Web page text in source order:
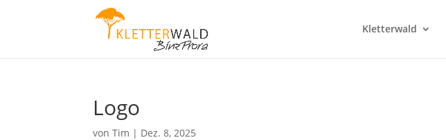
Kletterwald
Logo
vonTim | Dez. 8, 2025